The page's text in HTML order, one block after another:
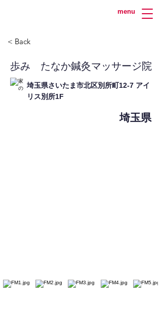
menu
< Back
歩み たなか鍼灸マッサージ院
埼玉県さいたま市北区別所町12-7 アイ
リス別所1F
埼玉県